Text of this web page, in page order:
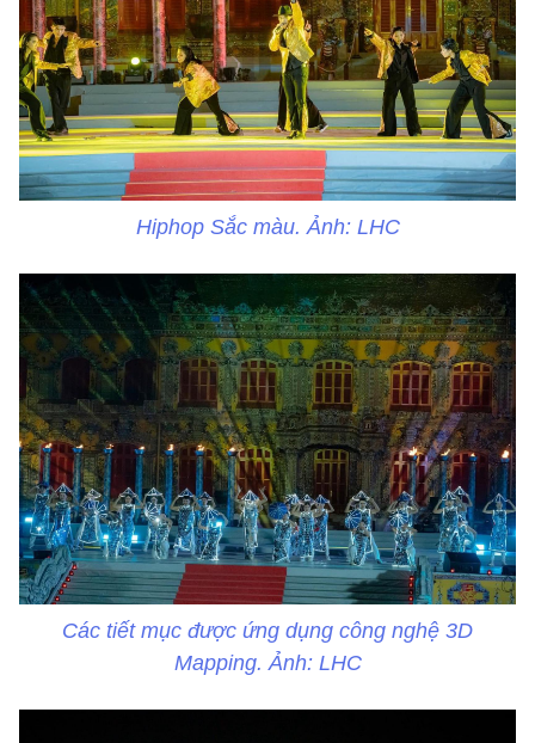
Hiphop Sắc màu. Ảnh: LHC
Các tiết mục được ứng dụng công nghệ 3D
Mapping. Ảnh: LHC